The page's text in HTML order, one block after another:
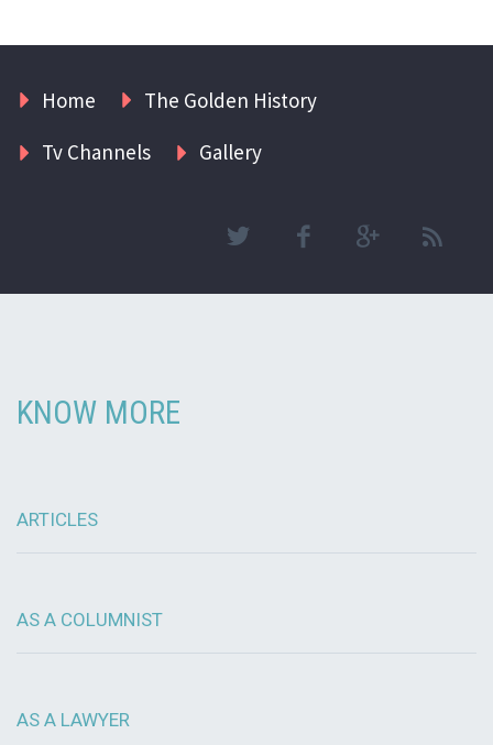
Home
The Golden History
Tv Channels
Gallery
KNOW MORE
ARTICLES
AS A COLUMNIST
AS A LAWYER